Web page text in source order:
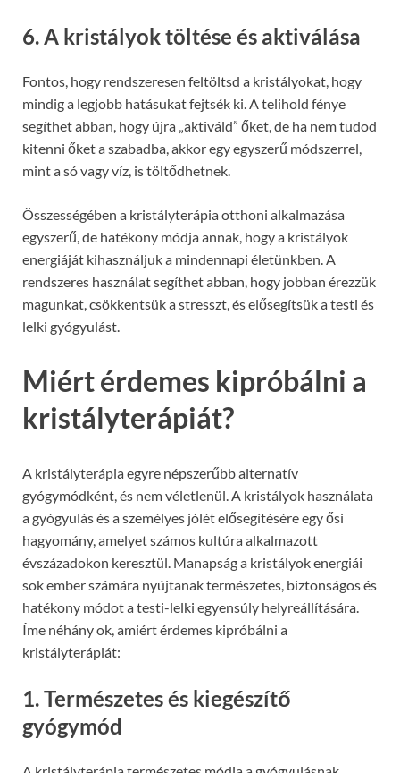
6. A kristályok töltése és aktiválása
Fontos, hogy rendszeresen feltöltsd a kristályokat, hogy
mindig a legjobb hatásukat fejtsék ki. A telihold fénye
segíthet abban, hogy újra „aktiváld” őket, de ha nem tudod
kitenni őket a szabadba, akkor egy egyszerű módszerrel,
mint a só vagy víz, is töltődhetnek.
Összességében a kristályterápia otthoni alkalmazása
egyszerű, de hatékony módja annak, hogy a kristályok
energiáját kihasználjuk a mindennapi életünkben. A
rendszeres használat segíthet abban, hogy jobban érezzük
magunkat, csökkentsük a stresszt, és elősegítsük a testi és
lelki gyógyulást.
Miért érdemes kipróbálni a
kristályterápiát?
A kristályterápia egyre népszerűbb alternatív
gyógymódként, és nem véletlenül. A kristályok használata
a gyógyulás és a személyes jólét elősegítésére egy ősi
hagyomány, amelyet számos kultúra alkalmazott
évszázadokon keresztül. Manapság a kristályok energiái
sok ember számára nyújtanak természetes, biztonságos és
hatékony módot a testi-lelki egyensúly helyreállítására.
Íme néhány ok, amiért érdemes kipróbálni a
kristályterápiát:
1. Természetes és kiegészítő
gyógymód